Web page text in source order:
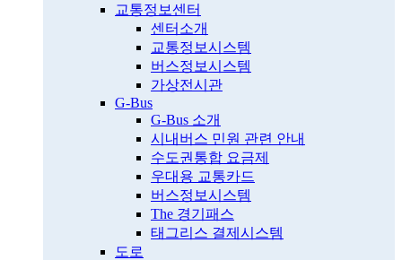
교통정보센터
센터소개
교통정보시스템
버스정보시스템
가상전시관
G-Bus
G-Bus 소개
시내버스 민원 관련 안내
수도권통합 요금제
우대용 교통카드
버스정보시스템
The 경기패스
태그리스 결제시스템
도로